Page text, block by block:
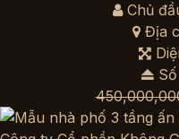
Chủ
Địa
Số